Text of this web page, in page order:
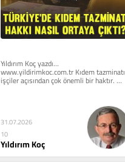
Yıldırım Koç yazdı…
www.yildirimkoc.com.tr Kıdem tazminatı
işçiler açısından çok önemli bir haktır.
Kıdem tazminatı hakkının ortaya...
31.07.2026
10
Yıldırım Koç